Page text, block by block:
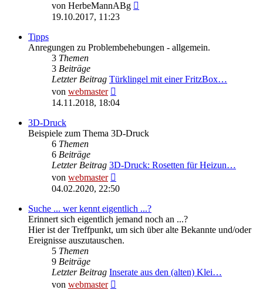
von HerbeMannABg
19.10.2017, 11:23
Tipps
Anregungen zu Problembehebungen - allgemein.
3 Themen
3 Beiträge
Letzter Beitrag Türklingel mit einer FritzBox…
von webmaster
Beitrag
14.11.2018, 18:04
3D-Druck
Beispiele zum Thema 3D-Druck
6 Themen
6 Beiträge
Letzter Beitrag 3D-Druck: Rosetten für Heizun…
von webmaster
Beitrag
04.02.2020, 22:50
Suche ... wer kennt eigentlich ...?
Erinnert sich eigentlich jemand noch an ...?
Hier ist der Treffpunkt, um sich über alte Bekannte und/oder
Ereignisse auszutauschen.
5 Themen
9 Beiträge
Letzter Beitrag Inserate aus den (alten) Klei…
von webmaster